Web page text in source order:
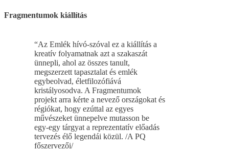
Fragmentumok kiállítás
“Az Emlék hívó-szóval ez a kiállítás a
kreatív folyamatnak azt a szakaszát
ünnepli, ahol az összes tanult,
megszerzett tapasztalat és emlék
egybeolvad, életfilozófiává
kristályosodva. A Fragmentumok
projekt arra kérte a nevező országokat és
régiókat, hogy ezúttal az egyes
művészeket ünnepelve mutasson be
egy-egy tárgyat a reprezentatív előadás
tervezés élő legendái közül. /A PQ
főszervezői/